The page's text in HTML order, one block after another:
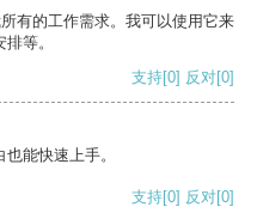
有的工作需求。我可以使用它来
等。
支持[0] 反对[0]
能快速上手。
支持[0] 反对[0]